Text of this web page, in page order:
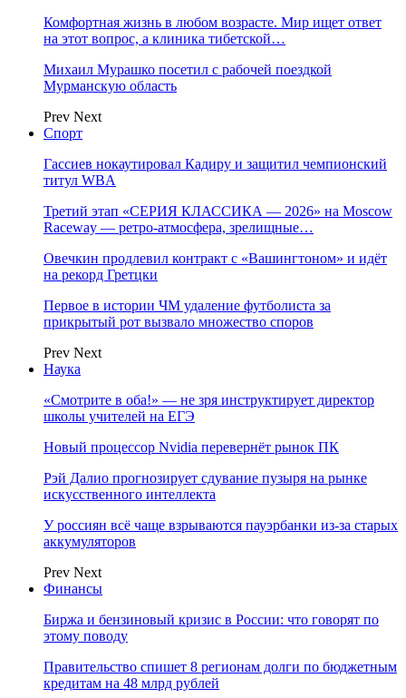
Комфортная жизнь в любом возрасте. Мир ищет ответ
на этот вопрос, а клиника тибетской…
Михаил Мурашко посетил с рабочей поездкой
Мурманскую область
Prev Next
Спорт
Гассиев нокаутировал Кадиру и защитил чемпионский
титул WBA
Третий этап «СЕРИЯ КЛАССИКА — 2026» на Moscow
Raceway — ретро‑атмосфера, зрелищные…
Овечкин продлевил контракт с «Вашингтоном» и идёт
на рекорд Гретцки
Первое в истории ЧМ удаление футболиста за
прикрытый рот вызвало множество споров
Prev Next
Наука
«Смотрите в оба!» — не зря инструктирует директор
школы учителей на ЕГЭ
Новый процессор Nvidia перевернёт рынок ПК
Рэй Далио прогнозирует сдувание пузыря на рынке
искусственного интеллекта
У россиян всё чаще взрываются пауэрбанки из-за старых
аккумуляторов
Prev Next
Финансы
Биржа и бензиновый кризис в России: что говорят по
этому поводу
Правительство спишет 8 регионам долги по бюджетным
кредитам на 48 млрд рублей